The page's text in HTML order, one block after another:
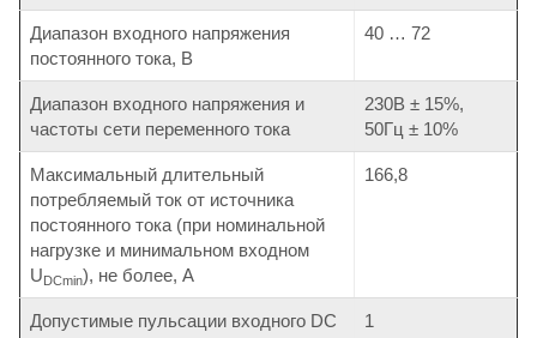
Диапазон входного напряжения
постоянного тока, В
40 … 72
Диапазон входного напряжения и
частоты сети переменного тока
230В ± 15%,
50Гц ± 10%
Максимальный длительный
потребляемый ток от источника
постоянного тока (при номинальной
нагрузке и минимальном входном
UDCmin), не более, А
166,8
Допустимые пульсации входного DC
1